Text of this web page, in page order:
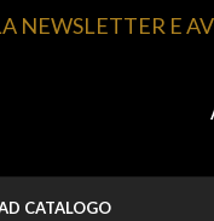
NEWSLETTER E
CATALOGO